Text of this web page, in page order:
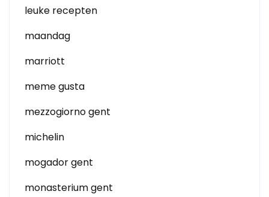
leuke recepten
maandag
marriott
meme gusta
mezzogiorno gent
michelin
mogador gent
monasterium gent